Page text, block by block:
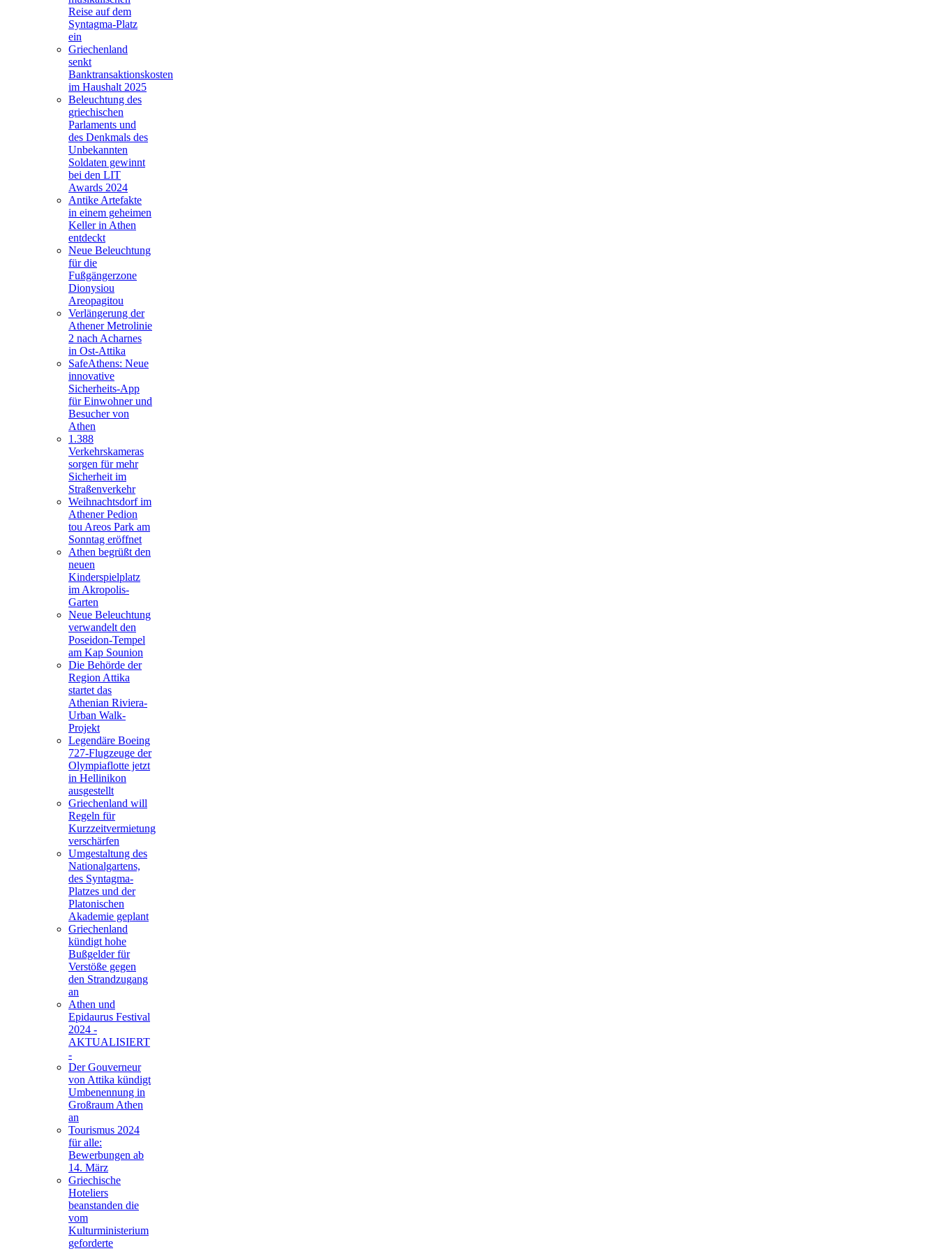
Reise auf dem
Syntagma-Platz
ein
Griechenland
senkt
Banktransaktionskosten
im Haushalt 2025
Beleuchtung des
griechischen
Parlaments und
des Denkmals des
Unbekannten
Soldaten gewinnt
bei den LIT
Awards 2024
Antike Artefakte
in einem geheimen
Keller in Athen
entdeckt
Neue Beleuchtung
für die
Fußgängerzone
Dionysiou
Areopagitou
Verlängerung der
Athener Metrolinie
2 nach Acharnes
in Ost-Attika
SafeAthens: Neue
innovative
Sicherheits-App
für Einwohner und
Besucher von
Athen
1.388
Verkehrskameras
sorgen für mehr
Sicherheit im
Straßenverkehr
Weihnachtsdorf im
Athener Pedion
tou Areos Park am
Sonntag eröffnet
Athen begrüßt den
neuen
Kinderspielplatz
im Akropolis-
Garten
Neue Beleuchtung
verwandelt den
Poseidon-Tempel
am Kap Sounion
Die Behörde der
Region Attika
startet das
Athenian Riviera-
Urban Walk-
Projekt
Legendäre Boeing
727-Flugzeuge der
Olympiaflotte jetzt
in Hellinikon
ausgestellt
Griechenland will
Regeln für
Kurzzeitvermietung
verschärfen
Umgestaltung des
Nationalgartens,
des Syntagma-
Platzes und der
Platonischen
Akademie geplant
Griechenland
kündigt hohe
Bußgelder für
Verstöße gegen
den Strandzugang
an
Athen und
Epidaurus Festival
2024 -
AKTUALISIERT
-
Der Gouverneur
von Attika kündigt
Umbenennung in
Großraum Athen
an
Tourismus 2024
für alle:
Bewerbungen ab
14. März
Griechische
Hoteliers
beanstanden die
vom
Kulturministerium
geforderte